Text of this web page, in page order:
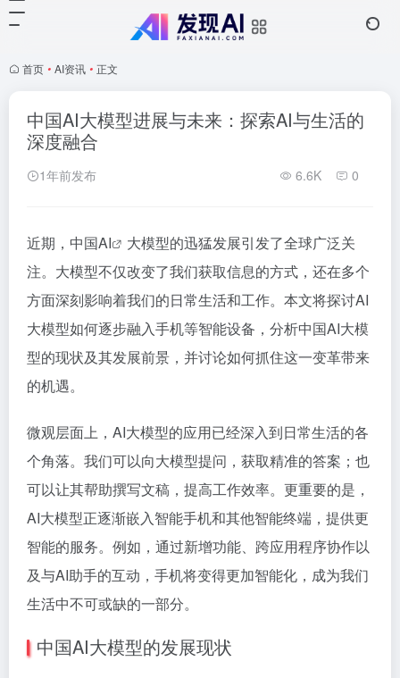
首页 • AI资讯 • 正文
中国AI大模型进展与未来：探索AI与生活的
深度融合
1年前发布 6.6K 0
近期，中国AI
大模型的迅猛发展引发了全球广泛关
注。大模型不仅改变了我们获取信息的方式，还在多个
方面深刻影响着我们的日常生活和工作。本文将探讨AI
大模型如何逐步融入手机等智能设备，分析中国AI大模
型的现状及其发展前景，并讨论如何抓住这一变革带来
的机遇。
微观层面上，AI大模型的应用已经深入到日常生活的各
个角落。我们可以向大模型提问，获取精准的答案；也
可以让其帮助撰写文稿，提高工作效率。更重要的是，
AI大模型正逐渐嵌入智能手机和其他智能终端，提供更
智能的服务。例如，通过新增功能、跨应用程序协作以
及与AI助手的互动，手机将变得更加智能化，成为我们
生活中不可或缺的一部分。
中国AI大模型的发展现状